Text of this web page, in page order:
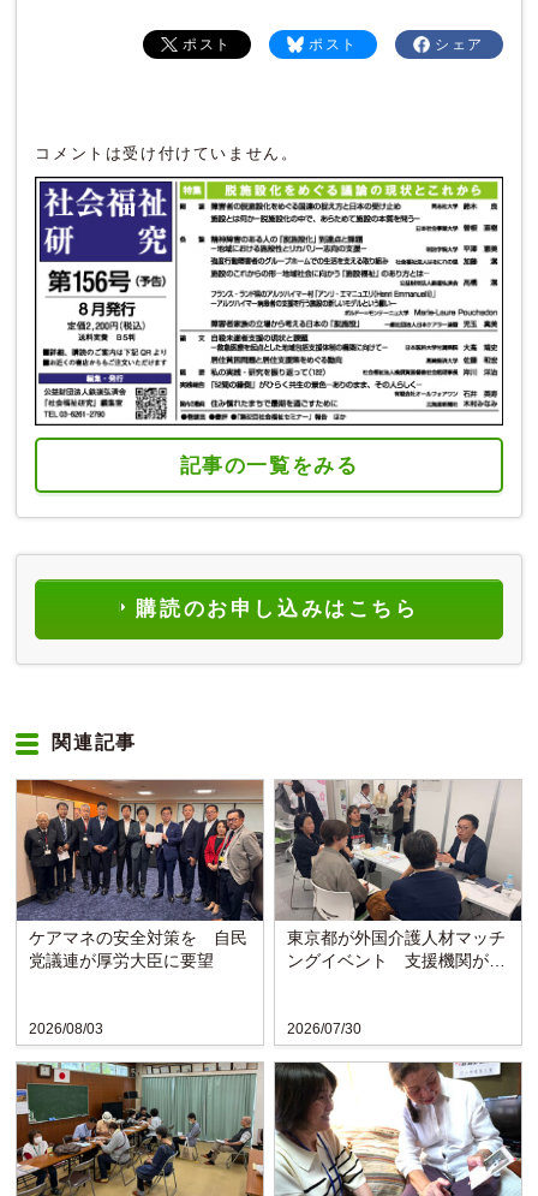
シェア
ポスト
ポスト
コメントは受け付けていません。
記事の一覧をみる
購読のお申し込みはこちら
関連記事
2026/08/03
ケアマネの安全対策を 自民
党議連が厚労大臣に要望
2026/07/30
東京都が外国介護人材マッチ
ングイベント 支援機関が課